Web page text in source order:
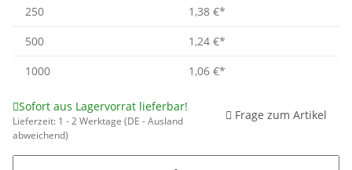
250
1,38 €*
500
1,24 €*
1000
1,06 €*
Sofort aus Lagervorrat lieferbar!
Lieferzeit: 1 - 2 Werktage (DE - Ausland
abweichend)
Frage zum Artikel